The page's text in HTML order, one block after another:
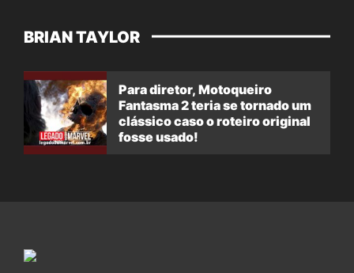
BRIAN TAYLOR
Para diretor, Motoqueiro
Fantasma 2 teria se tornado um
clássico caso o roteiro original
fosse usado!